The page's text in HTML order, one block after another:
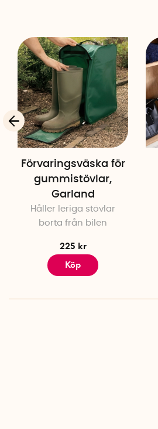
Förvaringsväska för
gummistövlar,
Garland
Håller leriga stövlar
borta från bilen
225 kr
Köp